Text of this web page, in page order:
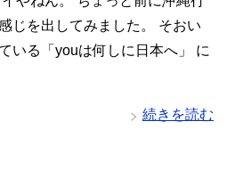
じを出してみました。 そおい
いる「youは何しに日本へ」 に
続きを読む